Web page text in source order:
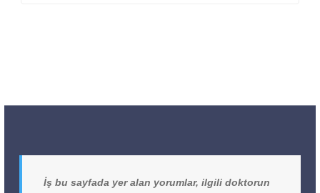
İş bu sayfada yer alan yorumlar, ilgili doktorun